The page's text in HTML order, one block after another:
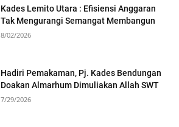
Kades Lemito Utara : Efisiensi Anggaran
Tak Mengurangi Semangat Membangun
8/02/2026
Hadiri Pemakaman, Pj. Kades Bendungan
Doakan Almarhum Dimuliakan Allah SWT
7/29/2026